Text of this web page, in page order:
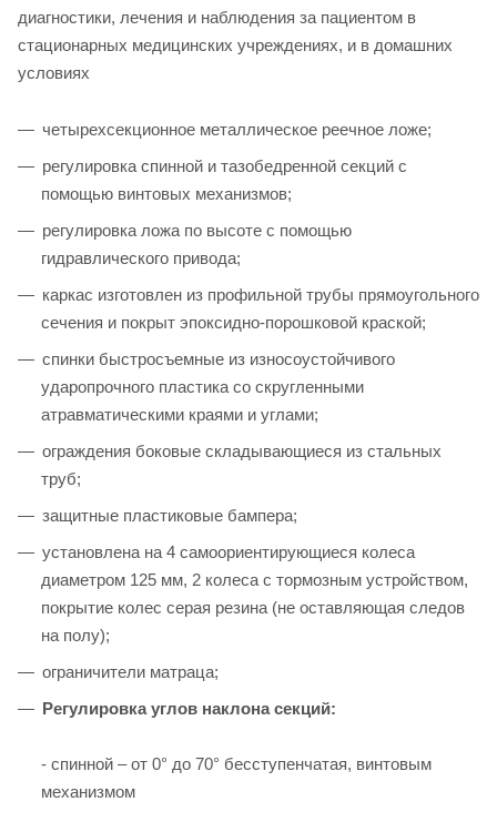
диагностики, лечения и наблюдения за пациентом в
стационарных медицинских учреждениях, и в домашних
условиях
четырехсекционное металлическое реечное ложе;
регулировка спинной и тазобедренной секций с
помощью винтовых механизмов;
регулировка ложа по высоте с помощью
гидравлического привода;
каркас изготовлен из профильной трубы прямоугольного
сечения и покрыт эпоксидно-порошковой краской;
спинки быстросъемные из износоустойчивого
ударопрочного пластика со скругленными
атравматическими краями и углами;
ограждения боковые складывающиеся из стальных
труб;
защитные пластиковые бампера;
установлена на 4 самоориентирующиеся колеса
диаметром 125 мм, 2 колеса с тормозным устройством,
покрытие колес серая резина (не оставляющая следов
на полу);
ограничители матраца;
Регулировка углов наклона секций:
- спинной – от 0° до 70° бесступенчатая, винтовым
механизмом